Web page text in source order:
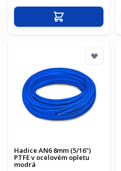
Přidat do košíku
Hadice AN6 8mm (5/16")
PTFE v ocelovém opletu
modrá